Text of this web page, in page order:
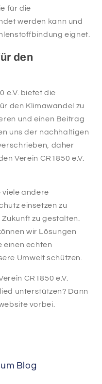
für die
werden kann und
eignet.
den
e.V. bietet die
den Klimawandel zu
und einen Beitrag
uns der nachhaltigen
daher
Verein CR1850 e.V.
viele andere
einsetzen zu
zu gestalten.
wir Lösungen
einen echten
Umwelt schützen.
CR1850 e.V.
unterstützen? Dann
vorbei.
Blog